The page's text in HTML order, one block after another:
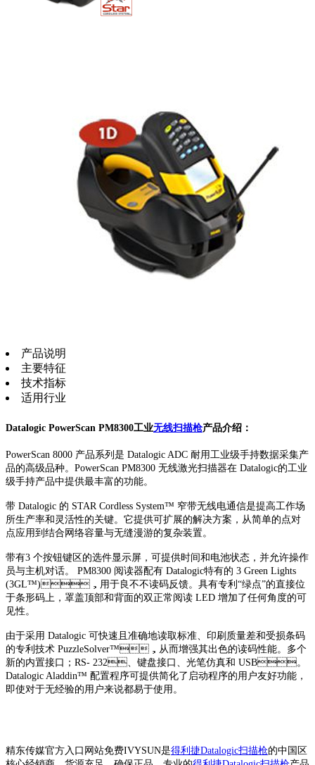
产品说明
主要特征
技术指标
适用行业
Datalogic PowerScan PM8300工业无线扫描枪产品介绍：
PowerScan 8000 产品系列是 Datalogic ADC 耐用工业级手持数据采集产
品的高级品种。PowerScan PM8300 无线激光扫描器在 Datalogic的工业
级手持产品中提供最丰富的功能。
带 Datalogic 的 STAR Cordless System™ 窄带无线电通信是提高工作场
所生产率和灵活性的关键。它提供可扩展的解决方案，从简单的点对
点应用到结合网络容量与无缝漫游的复杂装置。
带有3 个按钮键区的选件显示屏，可提供时间和电池状态，并允许操作
员与主机对话。 PM8300 阅读器配有 Datalogic特有的 3 Green Lights
(3GL™)，用于良不不读码反馈。具有专利“绿点”的直接位
于条形码上，罩盖顶部和背面的双正常阅读 LED 增加了任何角度的可
见性。
由于采用 Datalogic 可快速且准确地读取标准、印刷质量差和受损条码
的专利技术 PuzzleSolver™，从而增强其出色的读码性能。多个
新的内置接口；RS- 232、键盘接口、光笔仿真和 USB。
Datalogic Aladdin™ 配置程序可提供简化了启动程序的用户友好功能，
即使对于无经验的用户来说都易于使用。
精东传媒官方入口网站免费IVYSUN是得利捷Datalogic扫描枪的中国区